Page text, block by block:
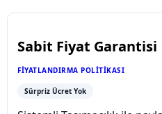
Sabit Fiyat Garantisi
FIYATLANDIRMA POLITIKASI
Sürpriz Ücret Yok